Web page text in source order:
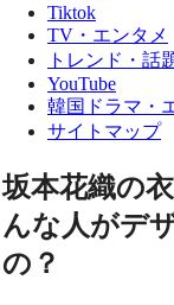
Tiktok
TV・エンタメ
トレンド・話
YouTube
韓国ドラマ・
サイトマップ
坂本花織の
んな人がデ
の？